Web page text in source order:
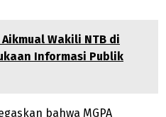
Aikmual Wakili NTB di
Informasi Publik
bahwa MGPA